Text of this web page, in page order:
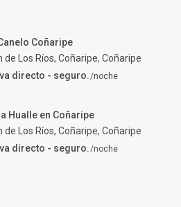
Coñaripe
de Los Ríos, Coñaripe, Coñaripe
directo - seguro./noche
Hualle en Coñaripe
de Los Ríos, Coñaripe, Coñaripe
directo - seguro./noche